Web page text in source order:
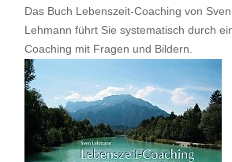
Das Buch Lebenszeit-Coaching von Sven
Lehmann führt Sie systematisch durch
Coaching mit Fragen und Bildern.